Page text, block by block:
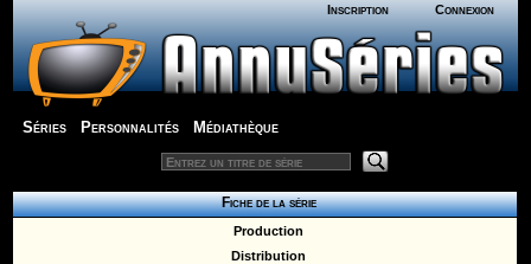
Inscription Connexion
Séries Personnalités Médiathèque
Fiche de la série
Production
Distribution